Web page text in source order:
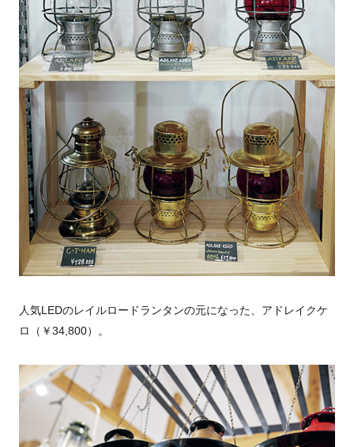
人気LEDのレイルロードランタンの元になった、アドレイクケ
ロ（￥34,800）。